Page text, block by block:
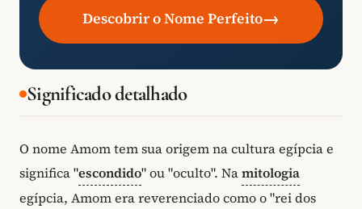
Descobrir o Nome Perfeito→
Significado detalhado
O nome Amom tem sua origem na cultura egípcia e
significa "escondido" ou "oculto". Namitologia
egípcia, Amom era reverenciado como o "rei dos